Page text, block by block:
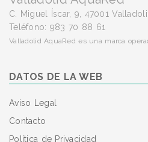
C. Miguel Íscar, 9, 47001
Teléfono: 983 70 88 61
Valladolid AquaRed es una marca
DATOS DE LA WEB
Aviso Legal
Contacto
Política de Privacidad